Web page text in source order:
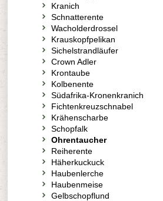
Kranich
Schnatterente
Wacholderdrossel
Krauskopfpelikan
Sichelstrandläufer
Crown Adler
Krontaube
Kolbenente
Südafrika-Kronenkranich
Fichtenkreuzschnabel
Krähenscharbe
Schopfalk
Ohrentaucher
Reiherente
Häherkuckuck
Haubenlerche
Haubenmeise
Gelbschopflund